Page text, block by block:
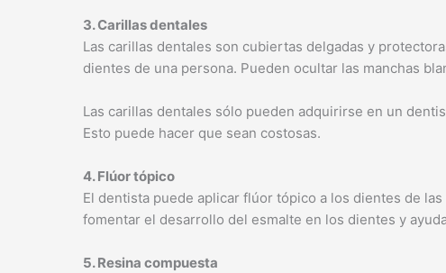
3. Carillas dentales
Las carillas dentales son cubiertas delgadas y
dientes de una persona. Pueden ocultar las manchas
Las carillas dentales sólo pueden adquirirse en un
Esto puede hacer que sean costosas.
4. Flúor tópico
El dentista puede aplicar flúor tópico a los dientes de
fomentar el desarrollo del esmalte en los dientes y
5. Resina compuesta